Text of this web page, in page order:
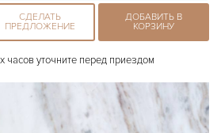
СДЕЛАТЬ
ПРЕДЛОЖЕНИЕ
ДОБАВИТЬ В
КОРЗИНУ
часов уточните перед приездом